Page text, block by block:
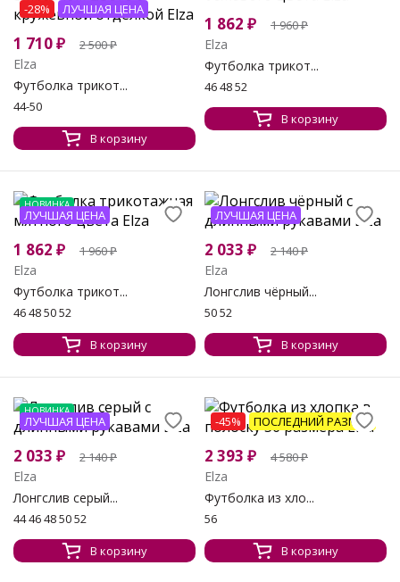
-28% ЛУЧШАЯ ЦЕНА
1 710₽ 2 500₽
Elza
Футболка трикот...
44-50
В корзину
1 862 ₽ 1 960₽
Elza
Футболка трикот...
46 48 52
В корзину
НОВИНКА
ЛУЧШАЯ ЦЕНА
1 862 ₽ 1 960₽
Elza
Футболка трикот...
46 48 50 52
В корзину
ЛУЧШАЯ ЦЕНА
2 033 ₽ 2 140₽
Elza
Лонгслив чёрный...
50 52
В корзину
НОВИНКА
ЛУЧШАЯ ЦЕНА
2 033 ₽ 2 140₽
Elza
Лонгслив серый...
44 46 48 50 52
В корзину
-45% ПОСЛЕДНИЙ РАЗМЕР
2 393 ₽ 4 580₽
Elza
Футболка из хло...
56
В корзину